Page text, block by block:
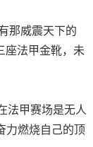
那威震天下的
座法甲金靴，未
法甲赛场是无人
力燃烧自己的顶